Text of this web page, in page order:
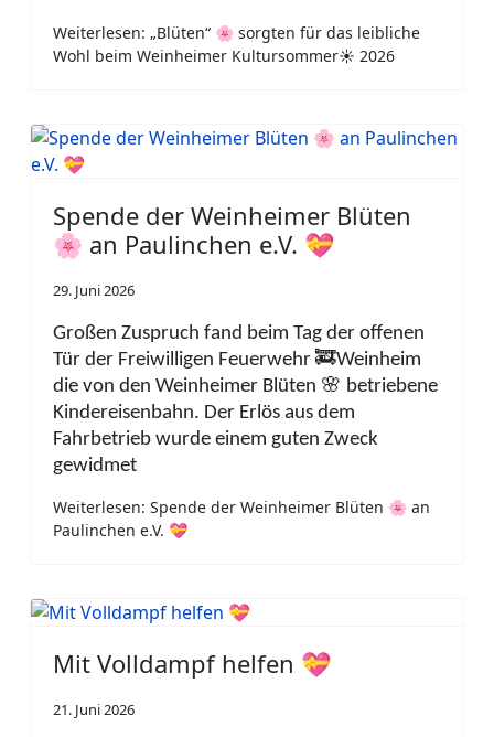
Weiterlesen: „Blüten“ 🌸 sorgten für das leibliche
Wohl beim Weinheimer Kultursommer☀️ 2026
Spende der Weinheimer Blüten
🌸 an Paulinchen e.V. 💝
29. Juni 2026
Großen Zuspruch fand beim Tag der offenen
Tür der Freiwilligen Feuerwehr 🚒Weinheim
die von den Weinheimer Blüten 🌸 betriebene
Kindereisenbahn. Der Erlös aus dem
Fahrbetrieb wurde einem guten Zweck
gewidmet
Weiterlesen: Spende der Weinheimer Blüten 🌸 an
Paulinchen e.V. 💝
Mit Volldampf helfen 💝
21. Juni 2026